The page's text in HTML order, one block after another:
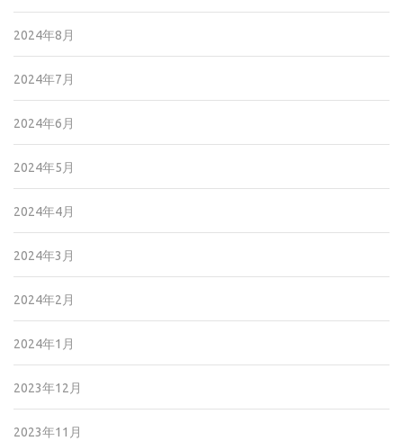
2024年8月
2024年7月
2024年6月
2024年5月
2024年4月
2024年3月
2024年2月
2024年1月
2023年12月
2023年11月